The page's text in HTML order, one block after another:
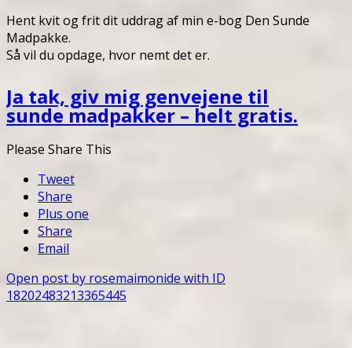
Hent kvit og frit dit uddrag af min e-bog Den Sunde
Madpakke.
Så vil du opdage, hvor nemt det er.
Ja tak, giv mig genvejene til
sunde madpakker – helt gratis.
Please Share This
Tweet
Share
Plus one
Share
Email
Open post by rosemaimonide with ID
18202483213365445